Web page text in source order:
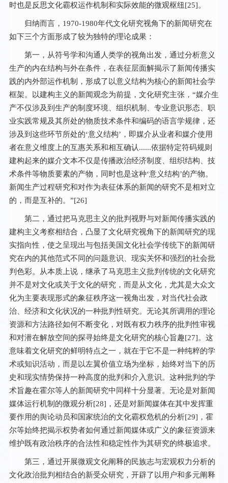
时也是反思文化霸权运作机制和实际效能的微观枢纽[25]。
归纳而言，1970-1980年代文化研究视角下的新闻研究在
如下三个方面形成了较为独特的理论成果：
第一，从符号学和沟通人类学的视角出发，通过分析意义
生产的内在结构与外在条件，在表征层面解揭示了新闻传播实
践的内外部运作机制，形成了以意义结构为核心的新闻社会学
框架。以建构主义的新闻观念为前提，文化研究主张，“媒介生
产不仅涉及到生产的制度环境、组织机制、专业意识形态、职
业实践常规及其所处的物质技术条件和编码的语言学规律，还
涉及到这些环节所处的‘意义结构’，即媒介从业者和媒介使用
者在意义维度上的互惠关系和相互确认......依据特定符码规则
建构起来的媒介文本不仅是传播政治经济制度、组织结构、技
术条件等物质要素的产物，同时也是这种‘意义结构’的产物。
新闻生产过程研究和对作为表征体系的新闻的研究不是相对立
的，而是互补的。”[26]
第二，通过把马克思主义的批判视野与对新闻传播实践的
建构主义考察相结合，凸显了文化研究视角下的新闻研究的现
实指向性，使之呈现出与包括美国文化社会学传统下的新闻研
究在内的其他范式不同的问题意识、现实关怀和强烈的社会批
判色彩。从本质上说，继承了马克思主义批判传统的文化研究
并不是对文化或关于文化的研究，而是从文化，尤其是大众文
化为主要表现形式的象征秩序这一视角出发，对当代社会政
治、经济和文化状况的一种批判性研究。无论其所调用的理论
资源和方法路径如何不断变化，对既有权力秩序的批判性审视
和对潜在解放空间的探寻始终是文化研究的核心旨趣[27]。这
意味着文化研究的鲜明特点之一，就在于它不是一种纯粹的学
术或知识活动，而是以左翼价值立场为坐标，始终对当下的历
史和现实情势保持一种高度的批判和介入意识。这种批判的学
术旨趣在霍尔等人的新闻研究中同样十分显著。无论是对新闻
媒体运行机制的微观分析[28]，还是对新闻媒体在其中发挥重
要作用的舆论动员和国家统治的文化霸权危机的分析[29]，霍
尔等始终把揭示权势者如何通过新闻媒体或广义的象征资源来
维护既有政治秩序的合法性和稳定性作为其研究的终极追求。
第三，通过开展微观文化阐释的民族志与宏观权力分析的
文化政治批判相结合的新受众研究，开辟了以用户和多元阐释